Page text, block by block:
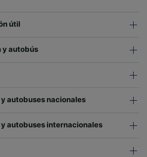
útil
y autobús
autobuses nacionales
autobuses internacionales